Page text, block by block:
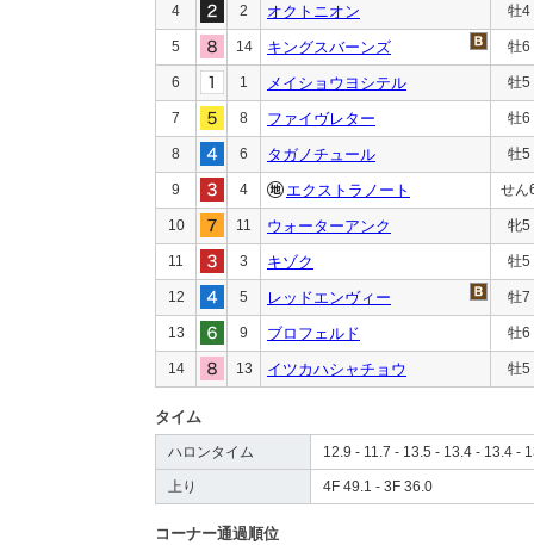
4 2 オクトニオン 牡4
5 14 キングスバーンズ 牡6
6 1 メイショウヨシテル 牡5
7 8 ファイヴレター 牡6
8 6 タガノチュール 牡5
9 4 エクストラノート せん
10 11 ウォーターアンク 牝5
11 3 キゾク 牡5
12 5 レッドエンヴィー 牡7
13 9 ブロフェルド 牡6
14 13 イツカハシャチョウ 牡5
タイム
ハロンタイム 12.9 - 11.7 - 13.5 - 13.4 - 13.4 -
上り 4F 49.1 - 3F 36.0
コーナー通過順位